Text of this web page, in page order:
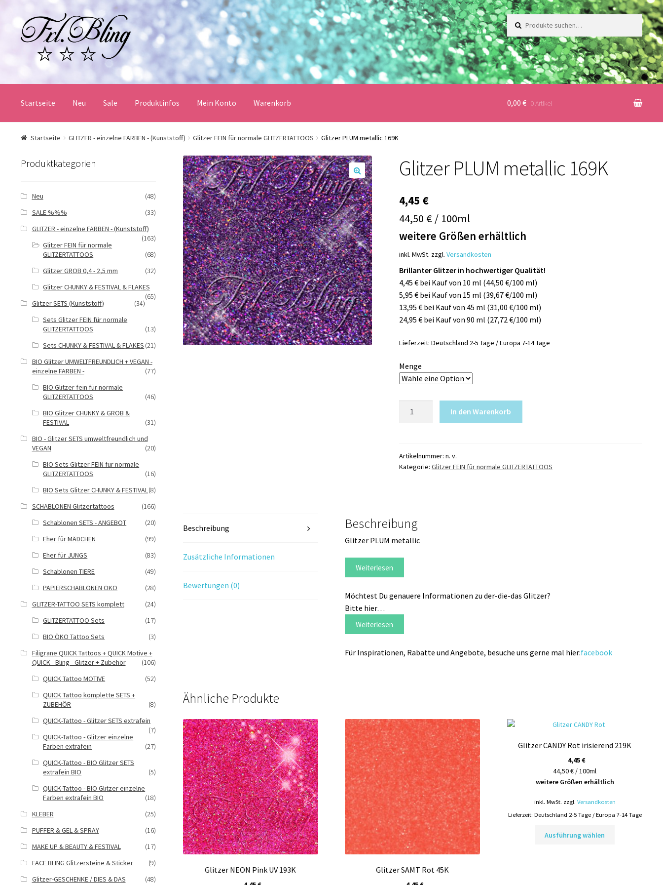
Navigation
springen
zum
Inhalt
Suche
nach:
Startseite Neu Sale Produktinfos Mein Konto Warenkorb
Start AGB und Kundeninformationen Datenschutzerklärung Echtheit von Bewertungen Impressum
Mein Konto Produktinfos Versandbedingungen Vertrag widerrufen Warenkorb
Widerrufsbelehrung / Muster-Widerrufsformular Zahlungsbedingungen
0,00 € 0 Artikel
Startseite GLITZER - einzelne FARBEN - (Kunststoff) Glitzer FEIN für normale GLITZERTATTOOS Glitzer PLUM metallic 169K
🔍
Glitzer PLUM metallic 169K
4,45 €
44,50 € / 100ml
weitere Größen erhältlich
inkl. MwSt. zzgl. Versandkosten
Brillanter Glitzer in hochwertiger Qualität!
4,45 € bei Kauf von 10 ml (44,50 €/100 ml)
5,95 € bei Kauf von 15 ml (39,67 €/100 ml)
13,95 € bei Kauf von 45 ml (31,00 €/100 ml)
24,95 € bei Kauf von 90 ml (27,72 €/100 ml)
Lieferzeit: Deutschland 2-5 Tage / Europa 7-14 Tage
Menge
Menge
In den Warenkorb
Artikelnummer: n. v.
Kategorie: Glitzer FEIN für normale GLITZERTATTOOS
Beschreibung
Zusätzliche Informationen
Bewertungen (0)
Beschreibung
Glitzer PLUM metallic
Weiterlesen
Möchtest Du genauere Informationen zu der-die-das Glitzer?
Bitte hier…
Weiterlesen
Für Inspirationen, Rabatte und Angebote, besuche uns gerne mal hier:facebook
Ähnliche Produkte
Glitzer NEON Pink UV 193K Glitzer SAMT Rot 45K
Glitzer CANDY Rot irisierend 219K
4,45€
44,50 € / 100ml
weitere Größen erhältlich
inkl. MwSt. zzgl. Versandkosten
Lieferzeit: Deutschland 2-5 Tage / Europa 7-14 Tage
Ausführung wählen
Produktkategorien
Neu
(48)
SALE %%%
(33)
GLITZER - einzelne FARBEN - (Kunststoff)
(163)
Glitzer FEIN für normale
GLITZERTATTOOS
(68)
Glitzer GROB 0,4 - 2,5 mm
(32)
Glitzer CHUNKY & FESTIVAL & FLAKES
(65)
Glitzer SETS (Kunststoff)
(34)
Sets Glitzer FEIN für normale
GLITZERTATTOOS
(13)
Sets CHUNKY & FESTIVAL & FLAKES (21)
BIO Glitzer UMWELTFREUNDLICH + VEGAN -
einzelne FARBEN -
(77)
BIO Glitzer fein für normale
GLITZERTATTOOS
(46)
BIO Glitzer CHUNKY & GROB &
FESTIVAL
(31)
BIO - Glitzer SETS umweltfreundlich und
VEGAN
(20)
BIO Sets Glitzer FEIN für normale
GLITZERTATTOOS
(16)
BIO Sets Glitzer CHUNKY & FESTIVAL(8)
SCHABLONEN Glitzertattoos
(166)
Schablonen SETS - ANGEBOT
(20)
Eher für MÄDCHEN
(99)
Eher für JUNGS
(83)
Schablonen TIERE
(49)
PAPIERSCHABLONEN ÖKO
(28)
GLITZER-TATTOO SETS komplett
(24)
GLITZERTATTOO Sets
(17)
BIO ÖKO Tattoo Sets
(3)
Filigrane QUICK Tattoos + QUICK Motive +
QUICK - Bling - Glitzer + Zubehör
(106)
QUICK Tattoo MOTIVE
(52)
QUICK Tattoo komplette SETS +
ZUBEHÖR
(8)
QUICK-Tattoo - Glitzer SETS extrafein
(7)
QUICK-Tattoo - Glitzer einzelne
Farben extrafein
(27)
QUICK-Tattoo - BIO Glitzer SETS
extrafein BIO
(5)
QUICK-Tattoo - BIO Glitzer einzelne
Farben extrafein BIO
(18)
KLEBER
(25)
PUFFER & GEL & SPRAY
(16)
MAKE UP & BEAUTY & FESTIVAL
(17)
FACE BLING Glitzersteine & Sticker
(9)
Glitzer-GESCHENKE / DIES & DAS
(48)